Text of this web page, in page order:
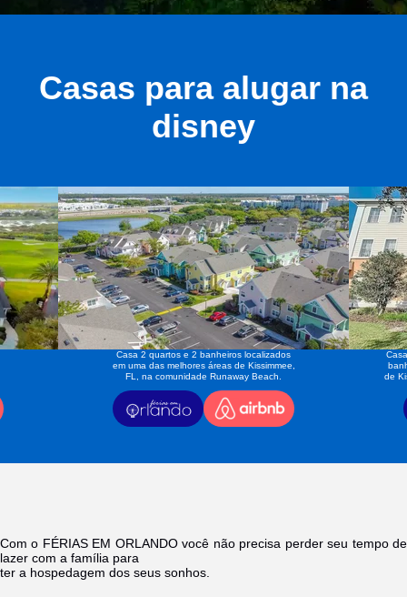
Casas para alugar na
disney
Casa 2 quartos e 2 banheiros localizados
em uma das melhores áreas de Kissimmee,
FL, na comunidade Runaway Beach.
de
Com o FÉRIAS EM ORLANDO você não precisa perder seu tempo de
lazer com a família para
ter a hospedagem dos seus sonhos.